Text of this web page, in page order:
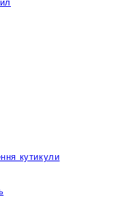
кутикули